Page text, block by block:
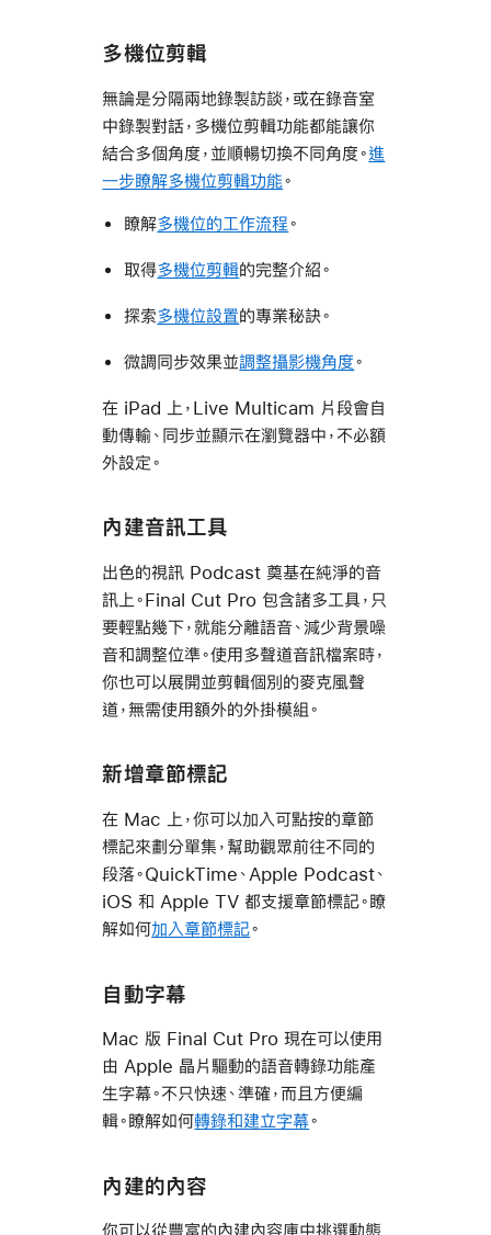
多機位剪輯
無論是分隔兩地錄製訪談，或在錄音室
中錄製對話，多機位剪輯功能都能讓你
結合多個角度，並順暢切換不同角度。進
一步瞭解多機位剪輯功能。
瞭解多機位的工作流程。
取得多機位剪輯的完整介紹。
探索多機位設置的專業秘訣。
微調同步效果並調整攝影機角度。
在 iPad 上，Live Multicam 片段會自
動傳輸、同步並顯示在瀏覽器中，不必額
外設定。
內建音訊工具
出色的視訊 Podcast 奠基在純淨的音
訊上。Final Cut Pro 包含諸多工具，只
要輕點幾下，就能分離語音、減少背景噪
音和調整位準。使用多聲道音訊檔案時，
你也可以展開並剪輯個別的麥克風聲
道，無需使用額外的外掛模組。
新增章節標記
在 Mac 上，你可以加入可點按的章節
標記來劃分單集，幫助觀眾前往不同的
段落。QuickTime、Apple Podcast、
iOS 和 Apple TV 都支援章節標記。瞭
解如何加入章節標記。
自動字幕
Mac 版 Final Cut Pro 現在可以使用
由 Apple 晶片驅動的語音轉錄功能產
生字幕。不只快速、準確，而且方便編
輯。瞭解如何轉錄和建立字幕。
內建的內容
你可以從豐富的內建內容庫中挑選動態